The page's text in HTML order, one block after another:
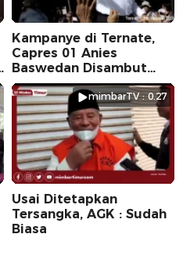
Kampanye di Ternate,
Capres 01 Anies
Baswedan Disambut
Ribuan Warga
mimbarTV : 0.27
Usai Ditetapkan
Tersangka, AGK : Sudah
Biasa